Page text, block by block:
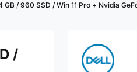
/ 960 SSD / Win 11 Pro + Nvidia
/